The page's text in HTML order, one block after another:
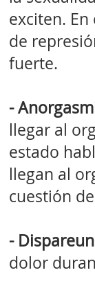
exciten.
de
fuerte.
-
llegar al
estado
llegan al
cuestión
-
dolor